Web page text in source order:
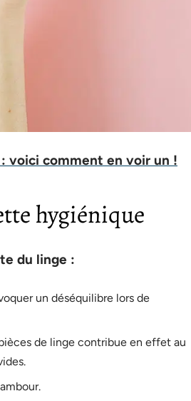
voici comment en voir un !
hygiénique
du linge :
un déséquilibre lors de
de linge contribue en effet au